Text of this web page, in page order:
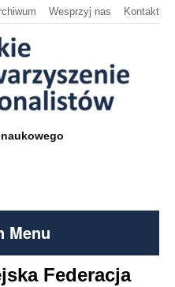
Wesprzyj nas Kontakt
Menu
Federacja